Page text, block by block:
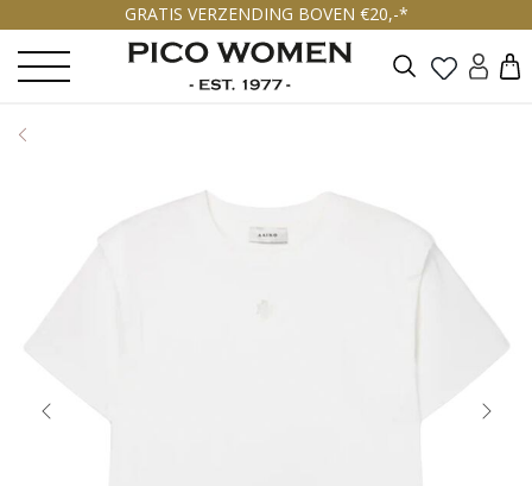
GRATIS VERZENDING BOVEN €20,-*
Zoeken